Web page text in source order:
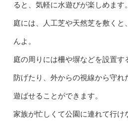
ると、気軽に水遊びが楽しめます。
庭には、人工芝や天然芝を敷くと
んよ。
庭の周りには柵や塀などを設置す
防げたり、外からの視線から守れ
遊ばせることができます。
家族が忙しくて公園に連れて行け